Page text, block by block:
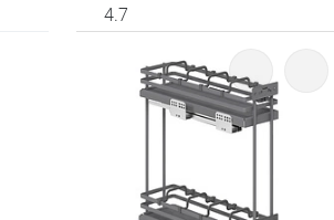
4.7